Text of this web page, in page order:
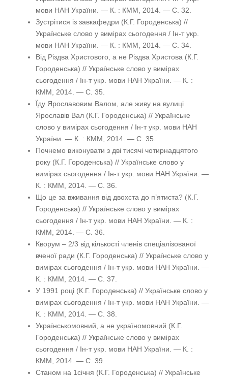
мови НАН України. — К. : КММ, 2014. — С. 32.
Зустрітися із завкафедри (К.Г. Городенська) //
Українське слово у вимірах сьогодення / Ін-т укр.
мови НАН України. — К. : КММ, 2014. — С. 34.
Від Різдва Христового, а не Різдва Христова (К.Г.
Городенська) // Українське слово у вимірах
сьогодення / Ін-т укр. мови НАН України. — К. :
КММ, 2014. — С. 35.
Їду Ярославовим Валом, але живу на вулиці
Ярославів Вал (К.Г. Городенська) // Українське
слово у вимірах сьогодення / Ін-т укр. мови НАН
України. — К. : КММ, 2014. — С. 35.
Почнемо виконувати з дві тисячі чотирнадцятого
року (К.Г. Городенська) // Українське слово у
вимірах сьогодення / Ін-т укр. мови НАН України. —
К. : КММ, 2014. — С. 36.
Що це за вживання від двохста до п’ятиста? (К.Г.
Городенська) // Українське слово у вимірах
сьогодення / Ін-т укр. мови НАН України. — К. :
КММ, 2014. — С. 36.
Кворум – 2/3 від кількості членів спеціалізованої
вченої ради (К.Г. Городенська) // Українське слово у
вимірах сьогодення / Ін-т укр. мови НАН України. —
К. : КММ, 2014. — С. 37.
У 1991 році (К.Г. Городенська) // Українське слово у
вимірах сьогодення / Ін-т укр. мови НАН України. —
К. : КММ, 2014. — С. 38.
Українськомовний, а не україномовний (К.Г.
Городенська) // Українське слово у вимірах
сьогодення / Ін-т укр. мови НАН України. — К. :
КММ, 2014. — С. 39.
Станом на 1січня (К.Г. Городенська) // Українське